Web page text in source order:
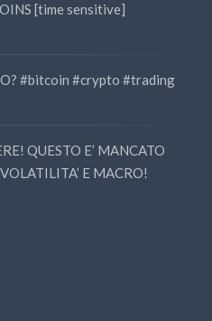
[time sensitive]
#bitcoin #crypto #trading
QUESTO E’ MANCATO
E MACRO!